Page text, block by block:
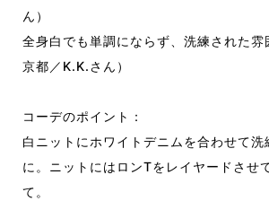
ん）
全身白でも単調にならず、洗練された雰
京都／K.K.さん）
コーデのポイント：
白ニットにホワイトデニムを合わせて洗
に。ニットにはロンTをレイヤードさせ
て。